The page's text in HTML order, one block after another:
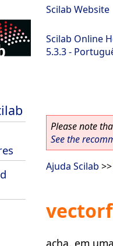
Scilab Website
Scilab Online
5.3.3 -
Please note
See the
Ajuda Scilab >>
acha, em